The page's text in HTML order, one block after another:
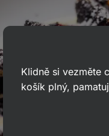
Klidně si vezměte
košík plný,